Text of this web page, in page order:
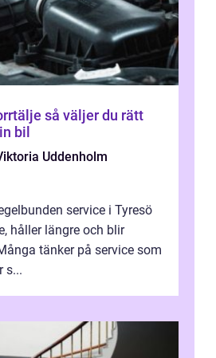
du rätt
bil
Uddenholm
service i Tyresö
håller längre och blir
tänker på service som
s...